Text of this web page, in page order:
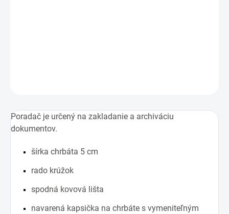
Poradač je určený na zakladanie a archiváciu
dokumentov.
šírka chrbáta 5 cm
rado krúžok
spodná kovová lišta
navarená kapsička na chrbáte s vymeniteľným